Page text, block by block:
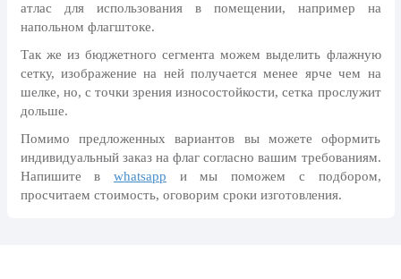
28 мая, День пограничника
1 июня, День защиты детей
8 июня, День социального работника
12 июня, День России
(третье воскресенье июня)
22 июня, День памяти и скорби
Выпускной для школ и ВУЗов
атлас для использования в помещении, например на
напольном флагштоке.
Так же из бюджетного сегмента можем выделить флажную
сетку, изображение на ней получается менее ярче чем на
шелке, но, с точки зрения износостойкости, сетка прослужит
дольше.
Помимо предложенных вариантов вы можете оформить
индивидуальный заказ на флаг согласно вашим требованиям.
Напишите в whatsapp и мы поможем с подбором,
просчитаем стоимость, оговорим сроки изготовления.